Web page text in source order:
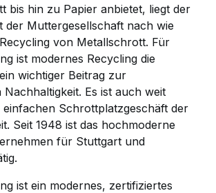
bis hin zu Papier anbietet, liegt der
der Muttergesellschaft nach wie
von Metallschrott. Für
ist modernes Recycling die
wichtiger Beitrag zur
Es ist auch weit
Schrottplatzgeschäft der
Seit 1948 ist das hochmoderne
für Stuttgart und
ist ein modernes, zertifiziertes